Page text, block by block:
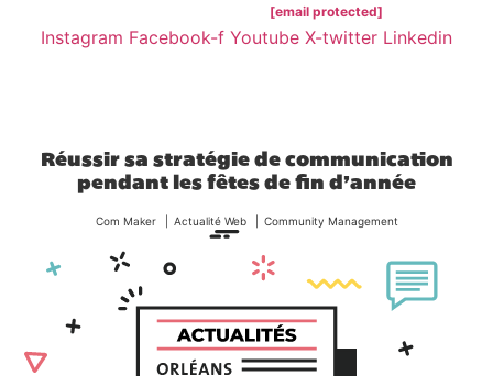
[email protected]
Instagram Facebook-f Youtube X-twitter Linkedin
Réussir sa stratégie de communication
pendant les fêtes de fin d’année
Com Maker Actualité Web Community Management